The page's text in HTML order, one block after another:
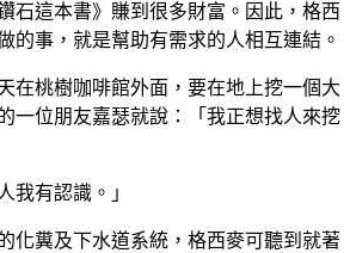
石這本書》賺到很多財富。因此，格西
的事，就是幫助有需求的人相互連結。
在桃樹咖啡館外面，要在地上挖一個大
一位朋友嘉瑟就說：「我正想找人來挖
我有認識。」
化糞及下水道系統，格西麥可聽到就著